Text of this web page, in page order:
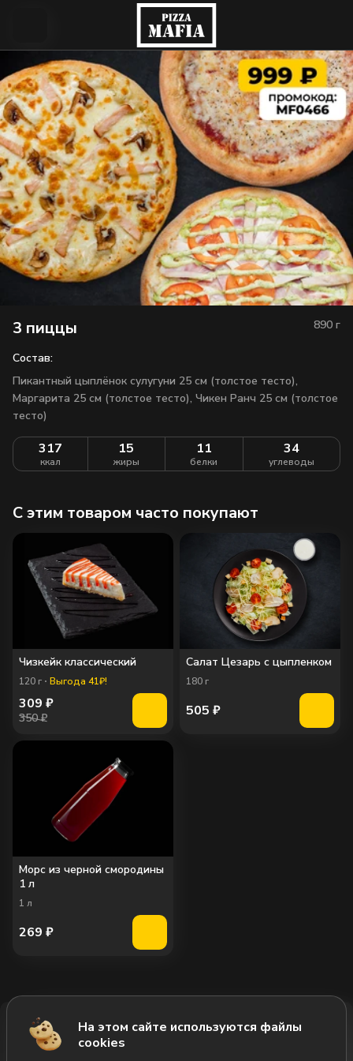
3 пиццы 890 г
Состав:
Пикантный цыплёнок сулугуни 25 см (толстое тесто),
Маргарита 25 см (толстое тесто), Чикен Ранч 25 см (толстое
тесто)
317
ккал
15
жиры
11
белки
34
углеводы
Добавить за 1675₽
C этим товаром часто покупают
Чизкейк классический
120 г Выгода 41₽!
309 ₽
350 ₽
Салат Цезарь с цыпленком
180 г
505 ₽
Морс из черной смородины
1 л
1 л
269 ₽
На этом сайте используются файлы
cookies